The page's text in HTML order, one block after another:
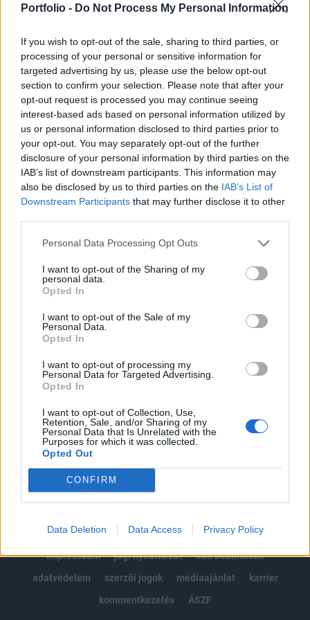
Portfolio - Do Not Process My Personal Information
If you wish to opt-out of the sale, sharing to third parties, or
processing of your personal or sensitive information for
targeted advertising by us, please use the below opt-out
section to confirm your selection. Please note that after your
opt-out request is processed you may continue seeing
interest-based ads based on personal information utilized by
us or personal information disclosed to third parties prior to
your opt-out. You may separately opt-out of the further
disclosure of your personal information by third parties on the
IAB’s list of downstream participants. This information may
also be disclosed by us to third parties on the IAB’s List of
Downstream Participants that may further disclose it to other
Personal Data Processing Opt Outs
I want to opt-out of the Sharing of my
personal data.
Opted In
I want to opt-out of the Sale of my
Personal Data.
Opted In
I want to opt-out of processing my
Personal Data for Targeted Advertising.
Opted In
I want to opt-out of Collection, Use,
Retention, Sale, and/or Sharing of my
Personal Data that Is Unrelated with the
Purposes for which it was collected.
Opted Out
CONFIRM
Data Deletion Data Access Privacy Policy
különválasztottuk a magyar, a régiós és a külföldi
(euró-zóna, Németország, Egyesült Államok,
Japán) adatokra. Az aktuális heti makronaptár
(várt és előző adatokkal), illetve a már publikált
eredményekhez kapcsolódó cikkek
(hivatkozással) folyamatosan elérhetők a
portfolio.hu makro oldalán.
KEDVES OLVASÓNK!
tartozik, melynek olvasása előfizetéses
regisztrációhoz kötött.
Az előfizetés a következőket tartalmazza:
Kötéslisták: BÉT elmúlt 2 év napon belüli
kötéslistái
Előfizetés
MÁR ELŐFIZETŐNK VAGY?BEJELENTKEZÉS
© 2026 Portfolio
impresszum
jogi nyilatkozat
süti beállítások
adatvédelem
szerzői jogok médiaajánlat
karrier
kommentkezelés
ÁSZF